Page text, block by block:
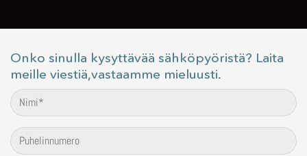
Onko sinulla kysyttävää sähköpyöristä? Laita
meille viestiä,vastaamme mieluusti.